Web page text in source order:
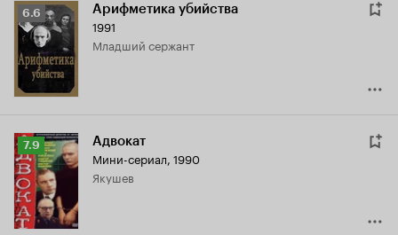
Рейтинг
Кинопоиска
6.6
6.6 Арифметика убийства
1991
младший сержант
Рейтинг
Кинопоиска
7.9
7.9 Адвокат
Мини-сериал, 1990
Якушев